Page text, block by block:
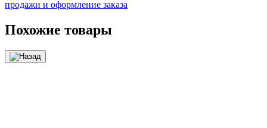
продажи и оформление заказа
Похожие товары